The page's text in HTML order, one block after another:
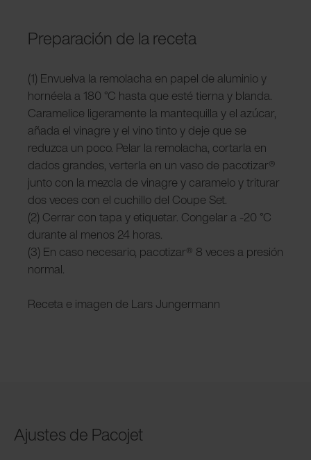
Preparación de la receta
(1) Envuelva la remolacha en papel de aluminio y
hornéela a 180 °C hasta que esté tierna y blanda.
Caramelice ligeramente la mantequilla y el azúcar,
añada el vinagre y el vino tinto y deje que se
reduzca un poco. Pelar la remolacha, cortarla en
dados grandes, verterla en un vaso de pacotizar®
junto con la mezcla de vinagre y caramelo y triturar
dos veces con el cuchillo del Coupe Set.
(2) Cerrar con tapa y etiquetar. Congelar a -20 °C
durante al menos 24 horas.
(3) En caso necesario, pacotizar® 8 veces a presión
normal.
Receta e imagen de Lars Jungermann
Ajustes de Pacojet